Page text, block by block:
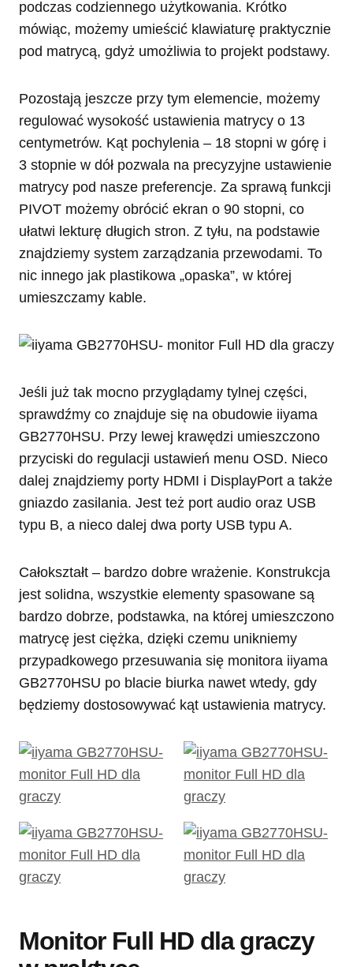
podczas codziennego użytkowania. Krótko
mówiąc, możemy umieścić klawiaturę praktycznie
pod matrycą, gdyż umożliwia to projekt podstawy.
Pozostają jeszcze przy tym elemencie, możemy
regulować wysokość ustawienia matrycy o 13
centymetrów. Kąt pochylenia – 18 stopni w górę i
3 stopnie w dół pozwala na precyzyjne ustawienie
matrycy pod nasze preferencje. Za sprawą funkcji
PIVOT możemy obrócić ekran o 90 stopni, co
ułatwi lekturę długich stron. Z tyłu, na podstawie
znajdziemy system zarządzania przewodami. To
nic innego jak plastikowa „opaska”, w której
umieszczamy kable.
Jeśli już tak mocno przyglądamy tylnej części,
sprawdźmy co znajduje się na obudowie iiyama
GB2770HSU. Przy lewej krawędzi umieszczono
przyciski do regulacji ustawień menu OSD. Nieco
dalej znajdziemy porty HDMI i DisplayPort a także
gniazdo zasilania. Jest też port audio oraz USB
typu B, a nieco dalej dwa porty USB typu A.
Całokształt – bardzo dobre wrażenie. Konstrukcja
jest solidna, wszystkie elementy spasowane są
bardzo dobrze, podstawka, na której umieszczono
matrycę jest ciężka, dzięki czemu unikniemy
przypadkowego przesuwania się monitora iiyama
GB2770HSU po blacie biurka nawet wtedy, gdy
będziemy dostosowywać kąt ustawienia matrycy.
Monitor Full HD dla graczy